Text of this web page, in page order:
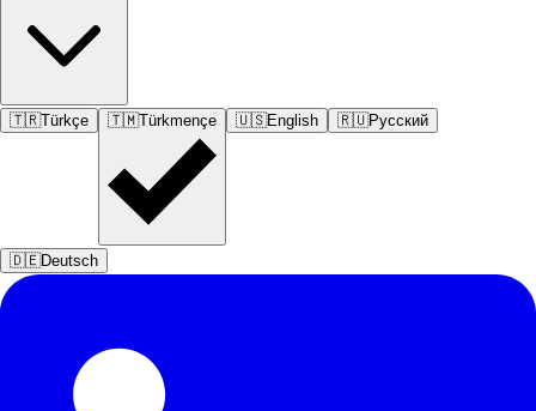
🇹🇷Türkçe 🇹🇲Türkmençe 🇺🇸English 🇷🇺Русский
🇩🇪Deutsch